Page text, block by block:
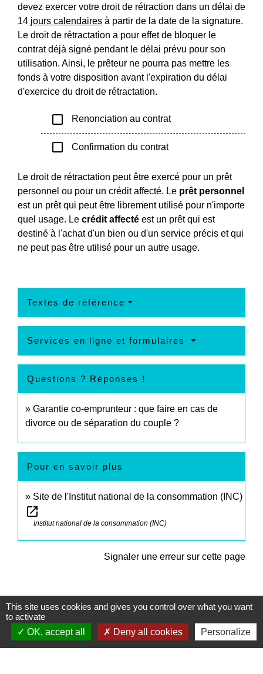
devez exercer votre droit de rétraction dans un délai de
14 jours calendaires à partir de la date de la signature.
Le droit de rétractation a pour effet de bloquer le
contrat déjà signé pendant le délai prévu pour son
utilisation. Ainsi, le prêteur ne pourra pas mettre les
fonds à votre disposition avant l'expiration du délai
d'exercice du droit de rétractation.
check_box_outline_blank Renonciation au contrat
check_box_outline_blank Confirmation du contrat
Le droit de rétractation peut être exercé pour un prêt
personnel ou pour un crédit affecté. Le prêt personnel
est un prêt qui peut être librement utilisé pour n'importe
quel usage. Le crédit affecté est un prêt qui est
destiné à l'achat d'un bien ou d'un service précis et qui
ne peut pas être utilisé pour un autre usage.
Textes de référence
Services en ligne et formulaires
Questions ? Réponses !
Garantie co-emprunteur : que faire en cas de
divorce ou de séparation du couple ?
Pour en savoir plus
Site de l'Institut national de la consommation (INC)
open_in_new
Institut national de la consommation (INC)
Signaler une erreur sur cette page
Contacts
This site uses cookies and gives you control over what you want
to activate
OK, accept all
Deny all cookies Personalize